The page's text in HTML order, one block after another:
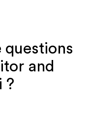
questions
and
?